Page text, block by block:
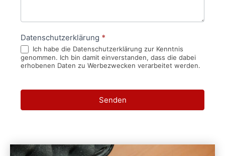
Datenschutzerklärung *
Ich habe die Datenschutzerklärung zur Kenntnis
genommen. Ich bin damit einverstanden, dass die dabei
erhobenen Daten zu Werbezwecken verarbeitet werden.
Senden